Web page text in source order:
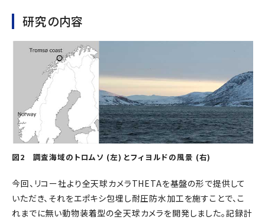
研究の内容
図2 調査海域のトロムソ (左) とフィヨルドの風景 (右)
今回、リコー社より全天球カメラTHETAを基盤の形で提供して
いただき、それをエポキシ包埋し耐圧防水加工を施すことで、こ
れまでに無い動物装着型の全天球カメラを開発しました。記録計